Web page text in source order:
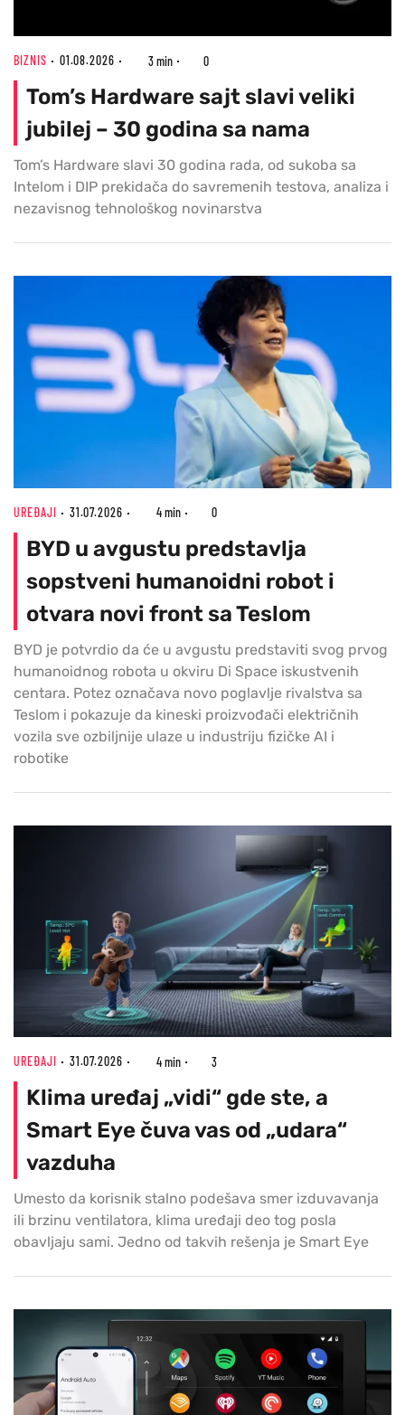
BIZNIS 01.08.2026 3 min 0
Tom’s Hardware sajt slavi veliki
jubilej – 30 godina sa nama
Tom’s Hardware slavi 30 godina rada, od sukoba sa
Intelom i DIP prekidača do savremenih testova, analiza i
nezavisnog tehnološkog novinarstva
UREĐAJI 31.07.2026 4 min 0
BYD u avgustu predstavlja
sopstveni humanoidni robot i
otvara novi front sa Teslom
BYD je potvrdio da će u avgustu predstaviti svog prvog
humanoidnog robota u okviru Di Space iskustvenih
centara. Potez označava novo poglavlje rivalstva sa
Teslom i pokazuje da kineski proizvođači električnih
vozila sve ozbiljnije ulaze u industriju fizičke AI i
robotike
UREĐAJI 31.07.2026 4 min 3
Klima uređaj „vidi“ gde ste, a
Smart Eye čuva vas od „udara“
vazduha
Umesto da korisnik stalno podešava smer izduvavanja
ili brzinu ventilatora, klima uređaji deo tog posla
obavljaju sami. Jedno od takvih rešenja je Smart Eye